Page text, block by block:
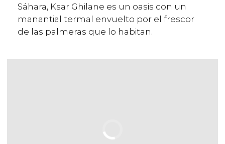
Sáhara, Ksar Ghilane es un oasis con un
manantial termal envuelto por el frescor
de las palmeras que lo habitan.